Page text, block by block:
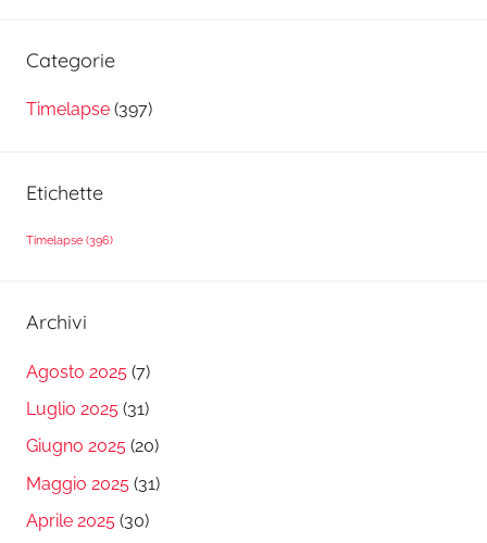
Categorie
Timelapse (397)
Etichette
Timelapse (396)
Archivi
Agosto 2025 (7)
Luglio 2025 (31)
Giugno 2025 (20)
Maggio 2025 (31)
Aprile 2025 (30)